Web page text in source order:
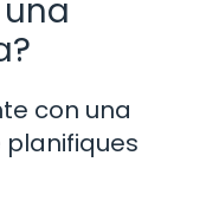
con una
planifiques